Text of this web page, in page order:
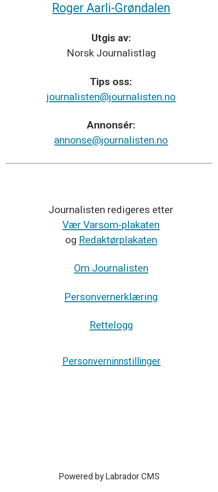
Roger Aarli-Grøndalen
Utgis av:
Norsk Journalistlag
Tips oss:
journalisten@journalisten.no
Annonsér:
annonse@journalisten.no
Journalisten redigeres etter
Vær Varsom-plakaten
og Redaktørplakaten
Om Journalisten
Personvernerklæring
Rettelogg
Personverninnstillinger
Powered by Labrador CMS